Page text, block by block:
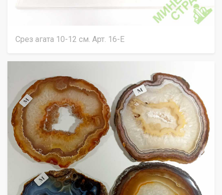
Срез агата 10-12 см. Арт. 16-Е